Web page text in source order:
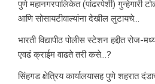
पुणे महानगरपालिकेत (पांढरपेशी) गुन्हेगारी
आणि सोसायटीवाल्यांना देखील लुटायचे…
भारती विद्यापीठ पोलीस स्टेशन हद्दीत रोज-
एवढं क्राईम वाढते तरी कसे…?
सिंहगड क्षेत्रिय कार्यालयासह पुणे शहरात